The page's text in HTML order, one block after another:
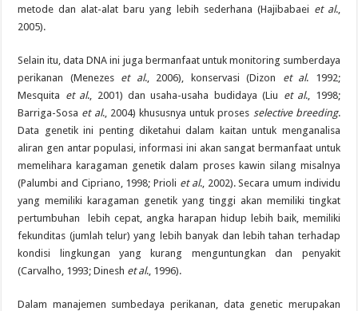
metode dan alat-alat baru yang lebih sederhana (Hajibabaei et al.,
2005).
Selain itu, data DNA ini juga bermanfaat untuk monitoring sumberdaya
perikanan (Menezes et al., 2006), konservasi (Dizon et al. 1992;
Mesquita et al., 2001) dan usaha-usaha budidaya (Liu et al., 1998;
Barriga-Sosa et al., 2004) khususnya untuk proses selective breeding.
Data genetik ini penting diketahui dalam kaitan untuk menganalisa
aliran gen antar populasi, informasi ini akan sangat bermanfaat untuk
memelihara karagaman genetik dalam proses kawin silang misalnya
(Palumbi and Cipriano, 1998; Prioli et al., 2002). Secara umum individu
yang memiliki karagaman genetik yang tinggi akan memiliki tingkat
pertumbuhan lebih cepat, angka harapan hidup lebih baik, memiliki
fekunditas (jumlah telur) yang lebih banyak dan lebih tahan terhadap
kondisi lingkungan yang kurang menguntungkan dan penyakit
(Carvalho, 1993; Dinesh et al., 1996).
Dalam manajemen sumbedaya perikanan, data genetic merupakan